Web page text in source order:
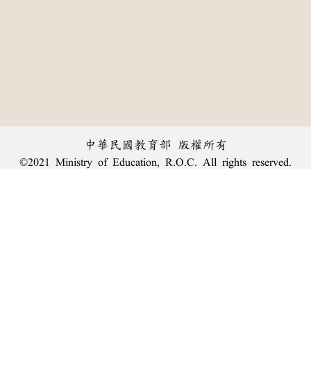
中華民國教育部 版權所有
©2021 Ministry of Education, R.O.C. All rights reserved.